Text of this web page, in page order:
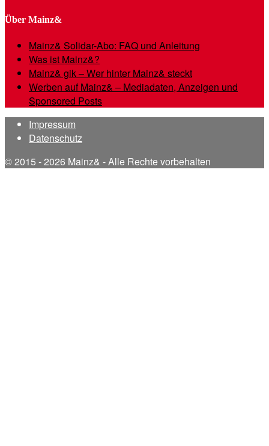
Über Mainz&
Mainz& Solidar-Abo: FAQ und Anleitung
Was ist Mainz&?
Mainz& gik – Wer hinter Mainz& steckt
Werben auf Mainz& – Mediadaten, Anzeigen und
Sponsored Posts
Impressum
Datenschutz
© 2015 - 2026 Mainz& - Alle Rechte vorbehalten